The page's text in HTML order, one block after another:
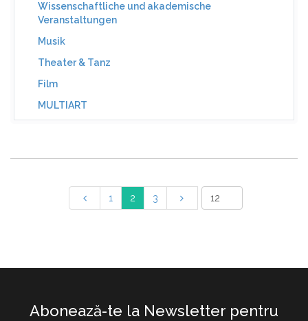
Wissenschaftliche und akademische
Veranstaltungen
Musik
Theater & Tanz
Film
MULTIART
1 2 3
Abonează-te la Newsletter pentru